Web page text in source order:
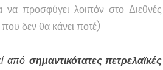
να προσφύγει λοιπόν στο Διεθνές
δεν θα κάνει ποτέ)
από σημαντικότατες πετρελαϊκές